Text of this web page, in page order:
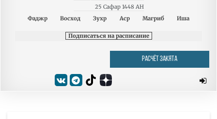
25 Сафар 1448 AH
Фаджр
Восход Зухр Аср Магриб Иша
Подписаться на расписание
РАСЧЁТ ЗАКЯТА